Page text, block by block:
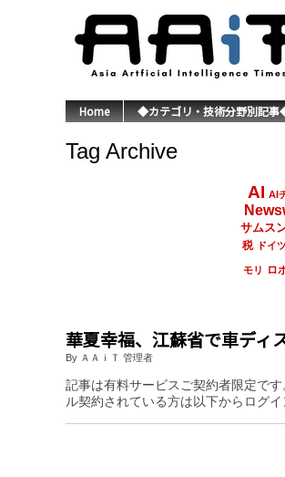
Home ◆カテゴリ・技術分野別記
Tag Archive
AI AI
サムス
税
ドイ
モリ ロ
華夏幸福、江蘇省で車ディ
By ＡＡｉＴ 管理者
記事は有料サービスご契約者限定で
ル契約されている方は以下からログ